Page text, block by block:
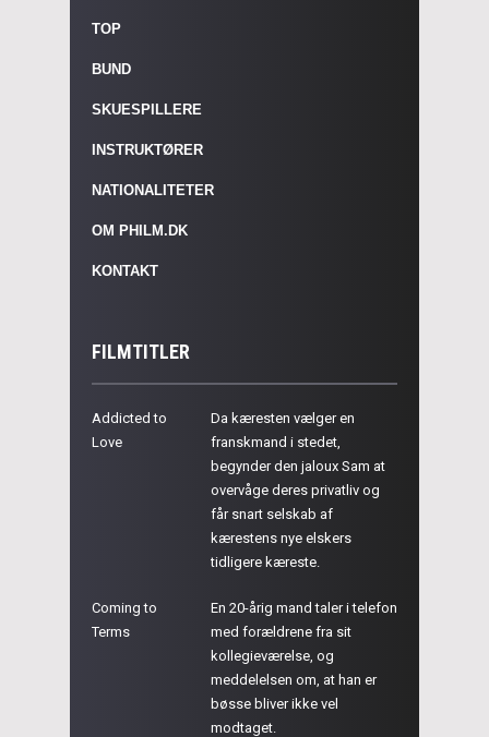
TOP
BUND
SKUESPILLERE
INSTRUKTØRER
NATIONALITETER
OM PHILM.DK
KONTAKT
FILMTITLER
Addicted to
Love
Da kæresten vælger en
franskmand i stedet,
begynder den jaloux Sam at
overvåge deres privatliv og
får snart selskab af
kærestens nye elskers
tidligere kæreste.
Coming to
Terms
En 20-årig mand taler i telefon
med forældrene fra sit
kollegieværelse, og
meddelelsen om, at han er
bøsse bliver ikke vel
modtaget.